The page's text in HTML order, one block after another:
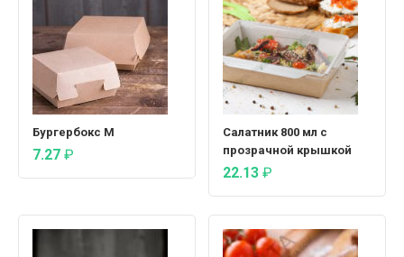
Бургербокс М
7.27 ₽
Салатник 800 мл с
прозрачной крышкой
22.13 ₽